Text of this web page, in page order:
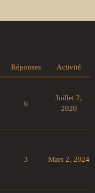
Réponses Activité
6
Juillet 2,
2020
3 Mars 2, 2024